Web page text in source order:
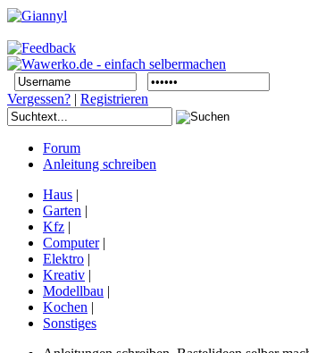
Vergessen? | Registrieren
Forum
Anleitung schreiben
Haus |
Garten |
Kfz |
Computer|
Elektro |
Kreativ |
Modellbau |
Kochen |
Sonstiges